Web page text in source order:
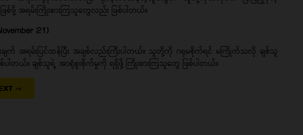
ဖို့ အရမ်းကြိုးစားကြသူတွေလည်း ဖြစ်ပါတယ်။
21)
ျက် အရမ်းပြင်ထန်ပြီး အချစ်လည်းကြီးပါတယ်။ သူတို့ကို ဂရုမစိုက်ရင် မကြိုက်သလို ချစ်သူ
ပါတယ်။ ချစ်သူရဲ့ အာရုံစူးစိုက်မှုကို ရရှိဖို့ ကြိုးစားကြသူတွေ ဖြစ်ပါတယ်။
⇒